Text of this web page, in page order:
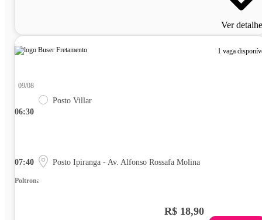
Ver
1 vaga
06:30
09/08
Posto Villar
07:40 Posto Ipiranga - Av. Alfonso Rossafa Molina
Poltrona
R$ 18,90